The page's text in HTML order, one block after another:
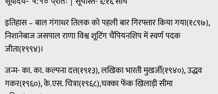
इतिहास – बाल गंगाधर तिलक को पहली बार गिरफ्तार किया गया(१८९७),
निशानेबाज जसपाल राणा विश्व शूटिंग चैंपियनशिप में स्वर्ण पदक
जीता(१९९४)।
जन्म- का. का. कल्पना दत्त(१९१३), लखिका भारती मुखर्जी(१९४०), उद्धव
गकर(१९६०), के.एस. चित्रा(१९६८),चक्का फेंक खिलाड़ी सीमा